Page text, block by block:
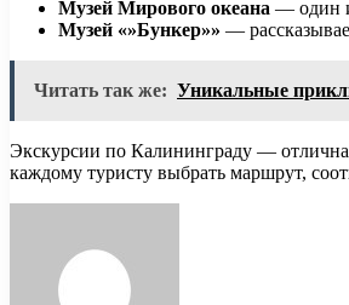
Музей Мирового океана — один
Музей «»Бункер»» —
Читать так же: Уникальные
Экскурсии по Калининграду —
каждому туристу выбрать маршрут,